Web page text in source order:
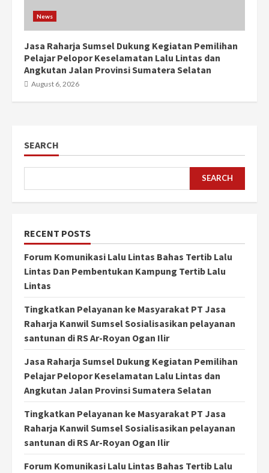
News
Jasa Raharja Sumsel Dukung Kegiatan Pemilihan
Pelajar Pelopor Keselamatan Lalu Lintas dan
Angkutan Jalan Provinsi Sumatera Selatan
August 6, 2026
SEARCH
SEARCH
RECENT POSTS
Forum Komunikasi Lalu Lintas Bahas Tertib Lalu
Lintas Dan Pembentukan Kampung Tertib Lalu
Lintas
Tingkatkan Pelayanan ke Masyarakat PT Jasa
Raharja Kanwil Sumsel Sosialisasikan pelayanan
santunan di RS Ar-Royan Ogan Ilir
Jasa Raharja Sumsel Dukung Kegiatan Pemilihan
Pelajar Pelopor Keselamatan Lalu Lintas dan
Angkutan Jalan Provinsi Sumatera Selatan
Tingkatkan Pelayanan ke Masyarakat PT Jasa
Raharja Kanwil Sumsel Sosialisasikan pelayanan
santunan di RS Ar-Royan Ogan Ilir
Forum Komunikasi Lalu Lintas Bahas Tertib Lalu